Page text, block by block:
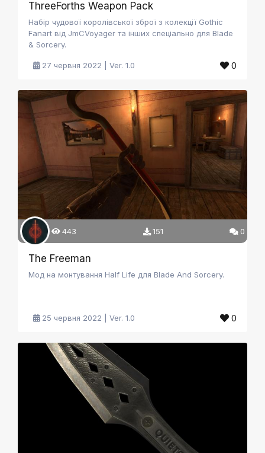
ThreeForths Weapon Pack
Набір чудової королівської зброї з колекції Gothic
Fanart від JmCVoyager та інших спеціально для Blade
& Sorcery.
27 червня 2022 | Ver. 1.0 0
443 151 0
The Freeman
Мод на монтування Half Life для Blade And Sorcery.
25 червня 2022 | Ver. 1.0 0